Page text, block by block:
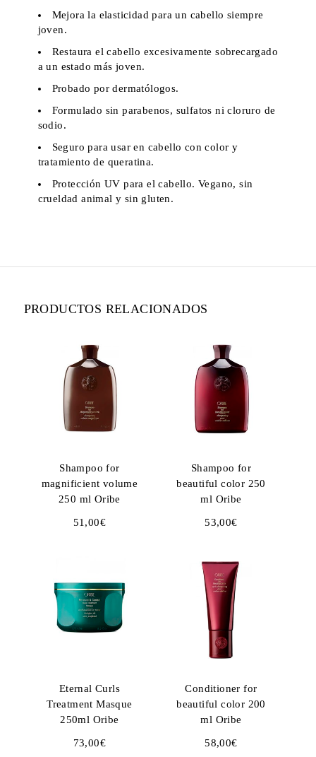
Mejora la elasticidad para un cabello siempre
joven.
Restaura el cabello excesivamente sobrecargado
a un estado más joven.
Probado por dermatólogos.
Formulado sin parabenos, sulfatos ni cloruro de
sodio.
Seguro para usar en cabello con color y
tratamiento de queratina.
Protección UV para el cabello. Vegano, sin
crueldad animal y sin gluten.
PRODUCTOS RELACIONADOS
Shampoo for
magnificient volume
250 ml Oribe
51,00€
Shampoo for
beautiful color 250
ml Oribe
53,00€
Eternal Curls
Treatment Masque
250ml Oribe
73,00€
Conditioner for
beautiful color 200
ml Oribe
58,00€